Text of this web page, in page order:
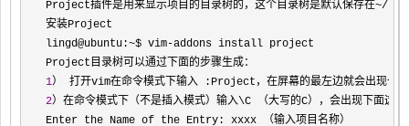
Project插件是用来显示项目的目录树的，这个目录树是默认保存在~/
安装Project
lingd@ubuntu:~$ vim-addons install project
1
2）在命令模式下（不是插入模式）输入\C （大写的C），会出现下面这些
Enter the Name of the Entry: xxxx （输入项目名称）